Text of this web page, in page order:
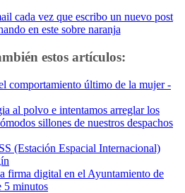
estos artículos:
comportamiento último de la mujer -
al polvo e intentamos arreglar los
sillones de nuestros despachos
(Estación Espacial Internacional)
firma digital en el Ayuntamiento de
5 minutos